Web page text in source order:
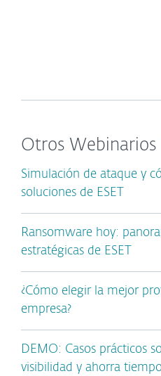
Otros Webinarios
Simulación de ataque y
soluciones de ESET
Ransomware hoy:
estratégicas de ESET
¿Cómo elegir la mejor
empresa?
DEMO: Casos prácticos
visibilidad y ahorra